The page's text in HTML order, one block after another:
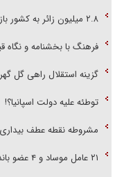
۲.۸ میلیون زائر به کشور بازگشتند
فرهنگ با بخشنامه و نگاه
گزینه استقلال راهی گل
توطئه علیه دولت اسپانیا؟!
مشروطه نقطه عطف
۲۱ عامل موساد و ۴ عضو باند‌های مسلح بازداشت شدند